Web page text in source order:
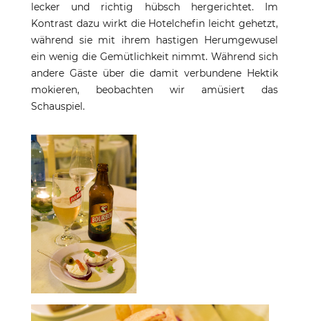
lecker und richtig hübsch hergerichtet. Im
Kontrast dazu wirkt die Hotelchefin leicht gehetzt,
während sie mit ihrem hastigen Herumgewusel
ein wenig die Gemütlichkeit nimmt. Während sich
andere Gäste über die damit verbundene Hektik
mokieren, beobachten wir amüsiert das
Schauspiel.